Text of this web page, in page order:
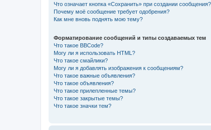
Что означает кнопка «Сохранить» при создании сообщения?
Почему моё сообщение требует одобрения?
Как мне вновь поднять мою тему?
Форматирование сообщений и типы создаваемых тем
Что такое BBCode?
Могу ли я использовать HTML?
Что такое смайлики?
Могу ли я добавлять изображения к сообщениям?
Что такое важные объявления?
Что такое объявления?
Что такое прилепленные темы?
Что такое закрытые темы?
Что такое значки тем?